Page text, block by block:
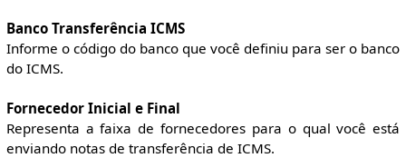
Banco Transferência ICMS
Informe o código do banco que você definiu para ser o banco
do ICMS.
Fornecedor Inicial e Final
Representa a faixa de fornecedores para o qual você está
enviando notas de transferência de ICMS.